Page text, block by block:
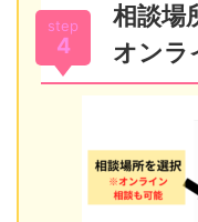
step
4
相談場
オンラ